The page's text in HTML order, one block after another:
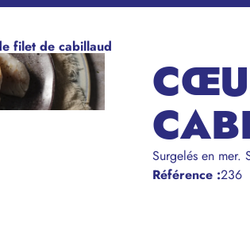
filet de cabillaud
Surgelés en mer.
Référence :236